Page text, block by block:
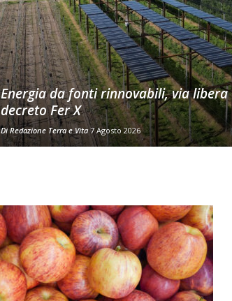
Energia da fonti rinnovabili, via
decreto Fer X
DiRedazione Terra e Vita 7 Agosto 2026